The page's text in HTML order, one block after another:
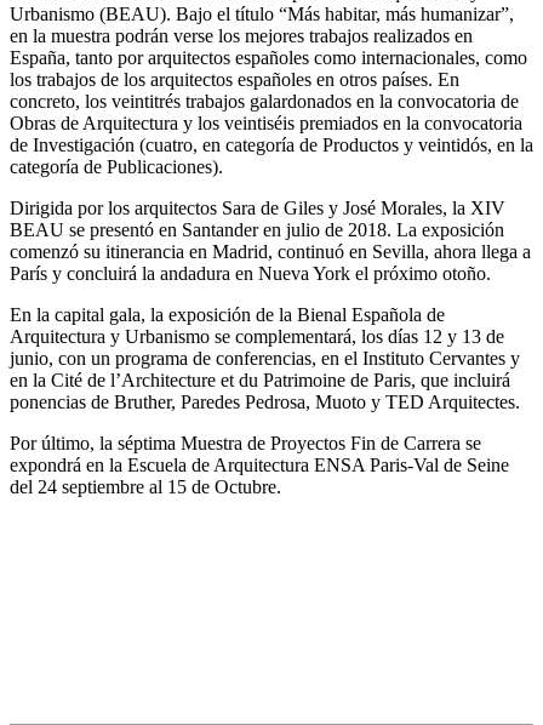
Urbanismo (BEAU). Bajo el título “Más habitar, más humanizar”,
en la muestra podrán verse los mejores trabajos realizados en
España, tanto por arquitectos españoles como internacionales, como
los trabajos de los arquitectos españoles en otros países. En
concreto, los veintitrés trabajos galardonados en la convocatoria de
Obras de Arquitectura y los veintiséis premiados en la convocatoria
de Investigación (cuatro, en categoría de Productos y veintidós, en la
categoría de Publicaciones).
Dirigida por los arquitectos Sara de Giles y José Morales, la XIV
BEAU se presentó en Santander en julio de 2018. La exposición
comenzó su itinerancia en Madrid, continuó en Sevilla, ahora llega a
París y concluirá la andadura en Nueva York el próximo otoño.
En la capital gala, la exposición de la Bienal Española de
Arquitectura y Urbanismo se complementará, los días 12 y 13 de
junio, con un programa de conferencias, en el Instituto Cervantes y
en la Cité de l’Architecture et du Patrimoine de Paris, que incluirá
ponencias de Bruther, Paredes Pedrosa, Muoto y TED Arquitectes.
Por último, la séptima Muestra de Proyectos Fin de Carrera se
expondrá en la Escuela de Arquitectura ENSA Paris-Val de Seine
del 24 septiembre al 15 de Octubre.